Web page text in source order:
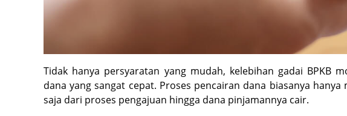
Tidak hanya persyaratan yang mudah, kelebihan gadai BPKB
dana yang sangat cepat. Proses pencairan dana biasanya
saja dari proses pengajuan hingga dana pinjamannya cair.